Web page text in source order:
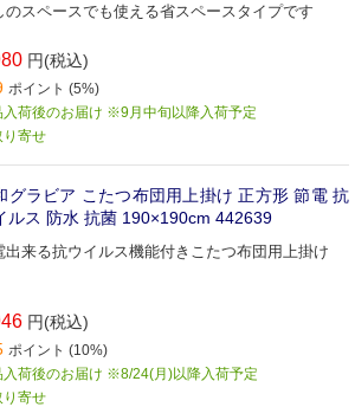
のスペースでも使える省スペースタイプです
円(税込)
ポイント (5%)
入荷後のお届け ※9月中旬以降入荷予定
り寄せ
グラビア こたつ布団用上掛け 正方形 節電 抗
ルス 防水 抗菌 190×190cm 442639
出来る抗ウイルス機能付きこたつ布団用上掛け
円(税込)
ポイント (10%)
入荷後のお届け ※8/24(月)以降入荷予定
り寄せ